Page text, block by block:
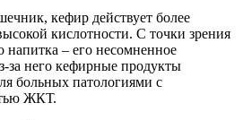
кефир действует более
кислотности. С точки зрения
напитка – его несомненное
за него кефирные продукты
больных патологиями с
ЖКТ.